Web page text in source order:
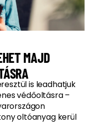
MAJD
is leadhatjuk
védőoltásra –
oltóanyag kerül